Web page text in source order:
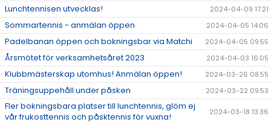
Lunchtennisen utvecklas! 2024-04-09 17:21
Sommartennis - anmälan öppen 2024-04-05 14:06
Padelbanan öppen och bokningsbar via Matchi 2024-04-05 09:55
Årsmötet för verksamhetsåret 2023 2024-04-03 16:05
Klubbmästerskap utomhus! Anmälan öppen! 2024-03-26 08:55
Träningsuppehåll under påsken 2024-03-22 09:53
Fler bokningsbara platser till lunchtennis, glöm ej
vår frukosttennis och påsktennis för vuxna!
2024-03-18 13:36